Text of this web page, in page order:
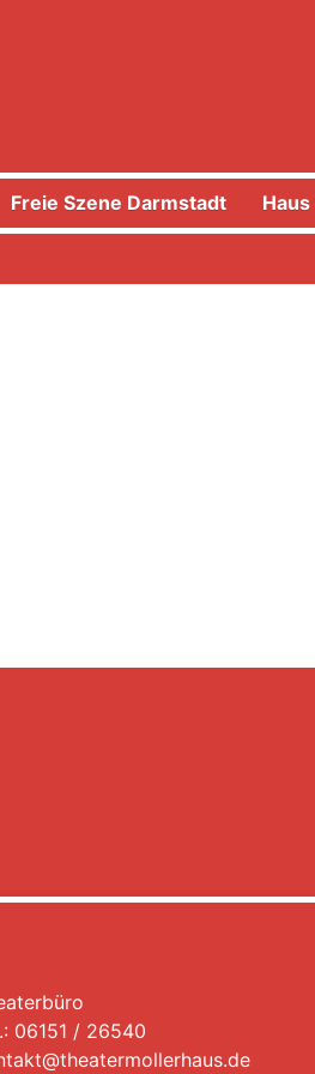
Freie Szene Darmstadt Haus
06151 / 26540